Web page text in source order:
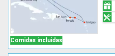
Comidas incluidas